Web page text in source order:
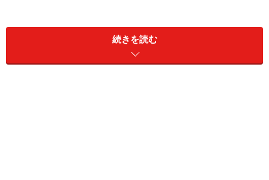
それでも自分の打ちたい好みの粉を求めて放浪すればそ
れはそれでマニアックでかなり楽しい事になる。
代表的な粉の取り寄せ方と粉の種類などを解説しておき
続きを読む